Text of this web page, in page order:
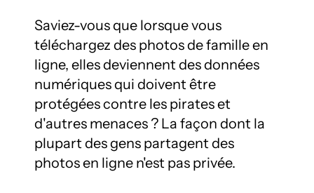
Saviez-vous que lorsque vous
téléchargez des photos de famille en
ligne, elles deviennent des données
numériques qui doivent être
protégées contre les pirates et
d'autres menaces ? La façon dont la
plupart des gens partagent des
photos en ligne n'est pas privée.